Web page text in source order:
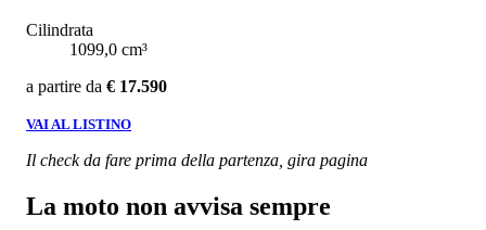
Cilindrata
1099,0 cm³
a partire da € 17.590
VAI AL LISTINO
Il check da fare prima della partenza, gira pagina
La moto non avvisa sempre